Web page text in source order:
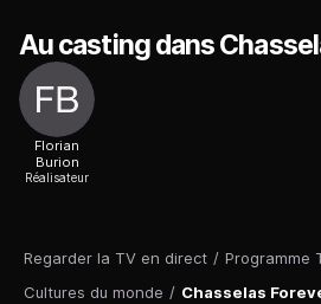
Regarder la TV en direct / Programme
Cultures du monde / Chasselas
Au casting dans
Florian
Burion
Réalisateur